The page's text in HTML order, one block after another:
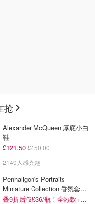
抢
Alexander McQueen 厚底小白
鞋
£121.50 £450.00
2149人感兴趣
Penhaligon's Portraits
Miniature Collection 香氛套装
5瓶装
叠9折后仅£36/瓶！全热款+标志性兽首头